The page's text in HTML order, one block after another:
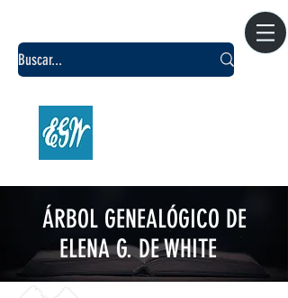
ÁRBOL GENEALÓGICO DE
ELENA G. DE WHITE